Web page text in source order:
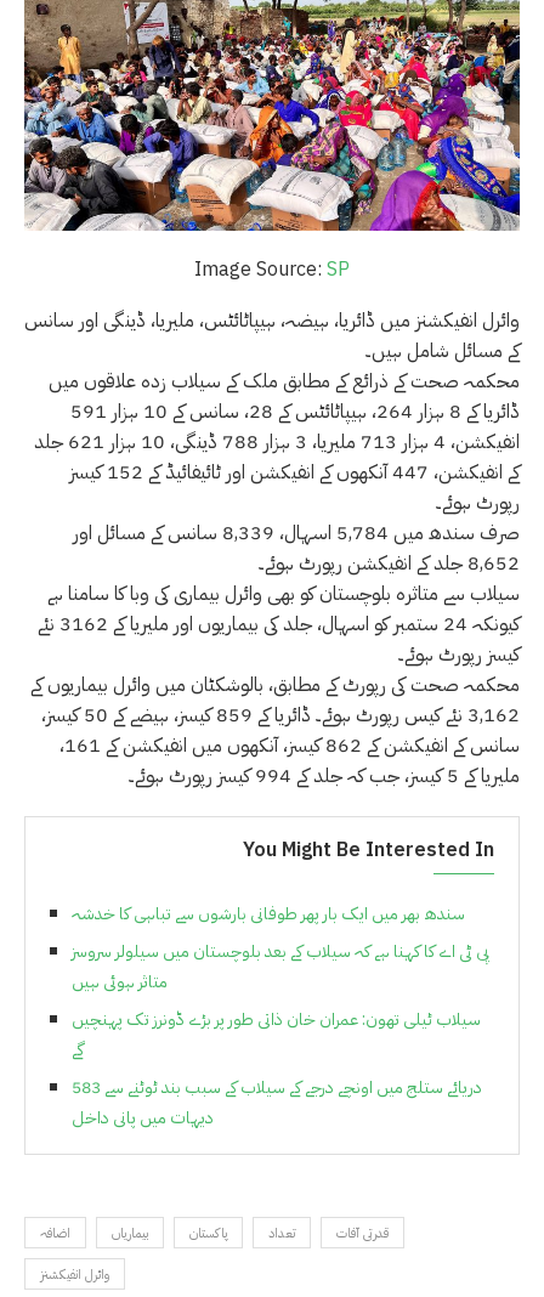
Image Source: SP
وائرل انفیکشنز میں ڈائریا، ہیضہ، ہیپاٹائٹس، ملیریا، ڈینگی اور سانس
کے مسائل شامل ہیں۔
محکمہ صحت کے ذرائع کے مطابق ملک کے سیلاب زدہ علاقوں میں
ڈائریا کے 8 ہزار 264، ہیپاٹائٹس کے 28، سانس کے 10 ہزار 591
انفیکشن، 4 ہزار 713 ملیریا، 3 ہزار 788 ڈینگی، 10 ہزار 621 جلد
کے انفیکشن، 447 آنکھوں کے انفیکشن اور ٹائیفائیڈ کے 152 کیسز
رپورٹ ہوئے۔
صرف سندھ میں 5,784 اسہال، 8,339 سانس کے مسائل اور
8,652 جلد کے انفیکشن رپورٹ ہوئے۔
سیلاب سے متاثرہ بلوچستان کو بھی وائرل بیماری کی وبا کا سامنا ہے
کیونکہ 24 ستمبر کو اسہال، جلد کی بیماریوں اور ملیریا کے 3162 نئے
کیسز رپورٹ ہوئے۔
محکمہ صحت کی رپورٹ کے مطابق، بالوشکٹان میں وائرل بیماریوں کے
3,162 نئے کیس رپورٹ ہوئے۔ ڈائریا کے 859 کیسز، ہیضے کے 50 کیسز،
سانس کے انفیکشن کے 862 کیسز، آنکھوں میں انفیکشن کے 161،
ملیریا کے 5 کیسز، جب کہ جلد کے 994 کیسز رپورٹ ہوئے۔
You Might Be Interested In
سندھ بھر میں ایک بار پھر طوفانی بارشوں سے تباہی کا خدشہ
پی ٹی اے کا کہنا ہے کہ سیلاب کے بعد بلوچستان میں سیلولر سروسز
متاثر ہوئی ہیں
سیلاب ٹیلی تھون: عمران خان ذاتی طور پر بڑے ڈونرز تک پہنچیں
گے
دریائے ستلج میں اونچے درجے کے سیلاب کے سبب بند ٹوٹنے سے 583
دیہات میں پانی داخل
اضافہ بیماریاں پاکستان تعداد
قدرتی آفات
وائرل انفیکشنز